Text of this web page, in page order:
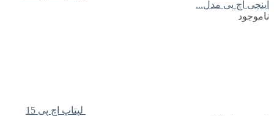
اینچی اچ پی مدل...
ناموجود
لپتاپ اچ پی 15